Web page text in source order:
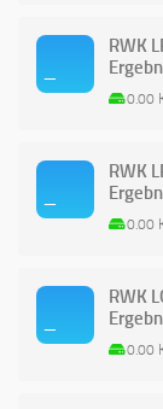
RWK
0.00
RWK
0.00
RWK
0.00